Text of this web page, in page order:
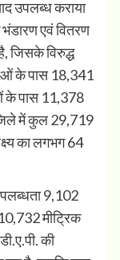
उपलब्ध कराया
एवं वितरण
जिसके विरुद्ध
के पास 18,341
के पास 11,378
में कुल 29,719
का लगभग 64
9,102
मीट्रिक
की